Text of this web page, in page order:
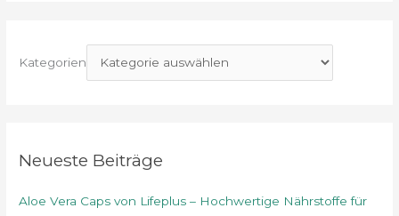
e
c
:
Kategorien
Neueste Beiträge
Aloe Vera Caps von Lifeplus – Hochwertige Nährstoffe für